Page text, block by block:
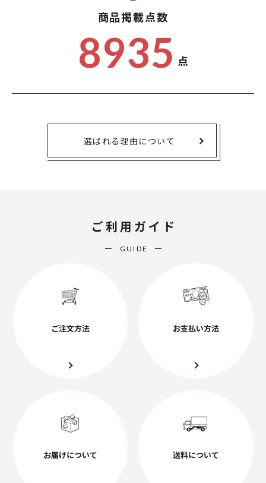
商品掲載点数
8935 点
選ばれる理由について
ご利用ガイド
GUIDE
ご注文方法 お支払い方法
お届けについて 送料について